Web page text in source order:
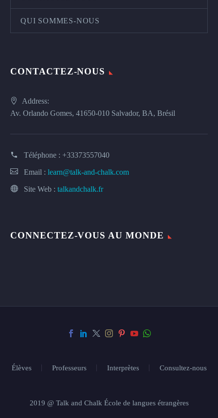
QUI SOMMES-NOUS
CONTACTEZ-NOUS
Address:
Av. Orlando Gomes, 41650-010 Salvador, BA, Brésil
Téléphone : +33373557040
Email : learn@talk-and-chalk.com
Site Web : talkandchalk.fr
CONNECTEZ-VOUS AU MONDE
Élèves Professeurs Interprètes Consultez-nous
2019 @ Talk and Chalk École de langues étrangères